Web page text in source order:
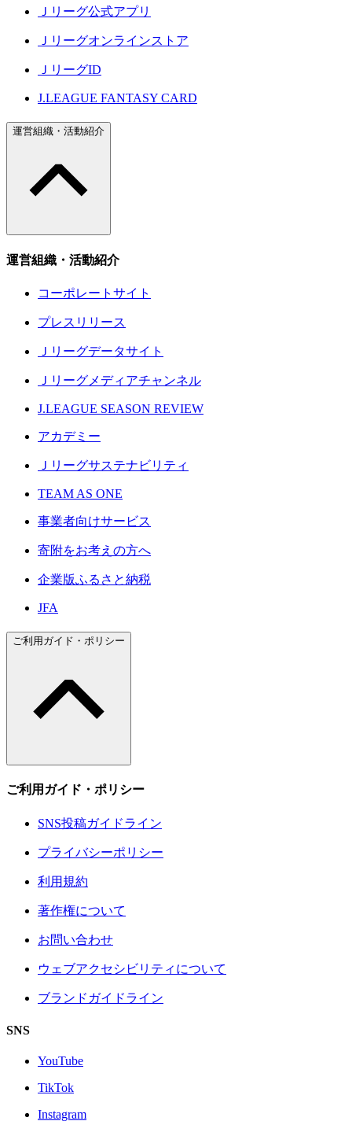
Ｊリーグ公式アプリ
Ｊリーグオンラインストア
ＪリーグID
J.LEAGUE FANTASY CARD
運営組織・活動紹介
運営組織・活動紹介
コーポレートサイト
プレスリリース
Ｊリーグデータサイト
Ｊリーグメディアチャンネル
J.LEAGUE SEASON REVIEW
アカデミー
Ｊリーグサステナビリティ
TEAM AS ONE
事業者向けサービス
寄附をお考えの方へ
企業版ふるさと納税
JFA
ご利用ガイド・ポリシー
ご利用ガイド・ポリシー
SNS投稿ガイドライン
プライバシーポリシー
利用規約
著作権について
お問い合わせ
ウェブアクセシビリティについて
ブランドガイドライン
SNS
YouTube
TikTok
Instagram